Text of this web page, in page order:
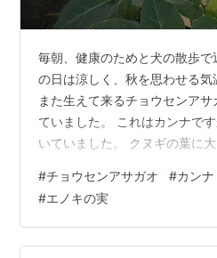
毎朝、健康のためと犬の散歩で
の日は涼しく、秋を思わせる気
また生えて来るチョウセンア
ていました。 これはカンナで
いていました。 クヌギの葉に
し体の模様が違いますねー。
た。まだ名前が特定できません
いので、さっそく蟻がたかっ
と、いろいろなものに出会い
#チョウセンアサガオ #カンナ
#エノキの実